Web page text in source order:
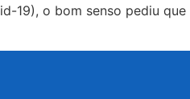
o bom senso pediu